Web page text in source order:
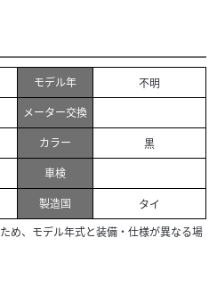
モデル年
不明
メーター交換
カラー
黒
車検
製造国
タイ
め、モデル年式と装備・仕様が異なる場